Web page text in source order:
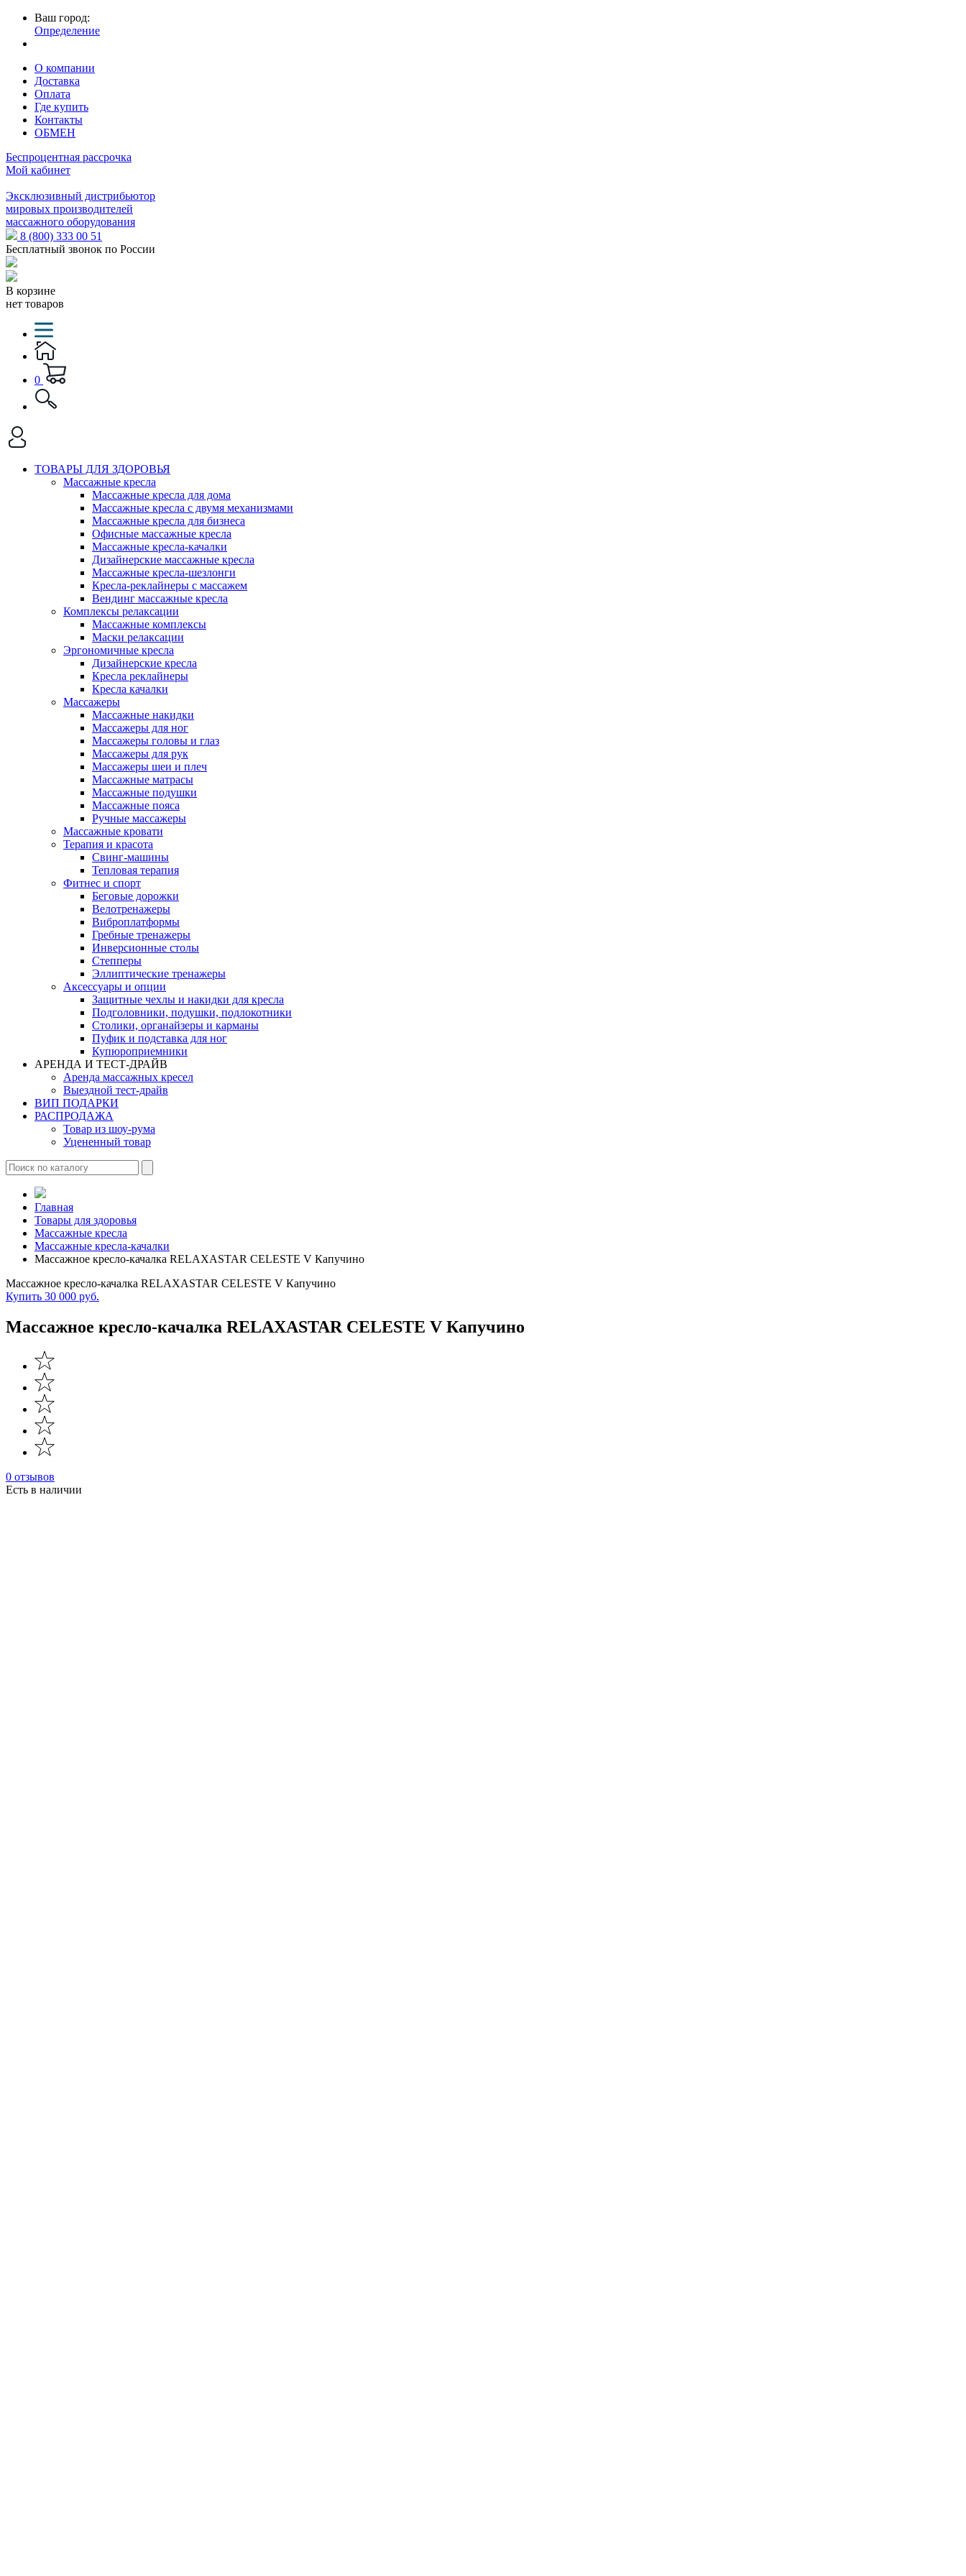
Ваш город:
Определение
О компании
Доставка
Оплата
Где купить
Контакты
ОБМЕН
Беспроцентная рассрочка
Мой кабинет
Эксклюзивный дистрибьютор
мировых производителей
массажного оборудования
8 (800) 333 00 51
Бесплатный звонок по России
В корзине
нет товаров
0
ТОВАРЫ ДЛЯ ЗДОРОВЬЯ
Массажные кресла
Массажные кресла для дома
Массажные кресла с двумя механизмами
Массажные кресла для бизнеса
Офисные массажные кресла
Массажные кресла-качалки
Дизайнерские массажные кресла
Массажные кресла-шезлонги
Кресла-реклайнеры с массажем
Вендинг массажные кресла
Комплексы релаксации
Массажные комплексы
Маски релаксации
Эргономичные кресла
Дизайнерские кресла
Кресла реклайнеры
Кресла качалки
Массажеры
Массажные накидки
Массажеры для ног
Массажеры головы и глаз
Массажеры для рук
Массажеры шеи и плеч
Массажные матрасы
Массажные подушки
Массажные пояса
Ручные массажеры
Массажные кровати
Терапия и красота
Свинг-машины
Тепловая терапия
Фитнес и спорт
Беговые дорожки
Велотренажеры
Виброплатформы
Гребные тренажеры
Инверсионные столы
Степперы
Эллиптические тренажеры
Аксессуары и опции
Защитные чехлы и накидки для кресла
Подголовники, подушки, подлокотники
Столики, органайзеры и карманы
Пуфик и подставка для ног
Купюроприемники
АРЕНДА И ТЕСТ-ДРАЙВ
Аренда массажных кресел
Выездной тест-драйв
ВИП ПОДАРКИ
РАСПРОДАЖА
Товар из шоу-рума
Уцененный товар
Главная
Товары для здоровья
Массажные кресла
Массажные кресла-качалки
Массажное кресло-качалка RELAXASTAR CELESTE V Капучино
Массажное кресло-качалка RELAXASTAR CELESTE V Капучино
Купить 30 000 руб.
Массажное кресло-качалка RELAXASTAR CELESTE V Капучино
0 отзывов
Есть в наличии